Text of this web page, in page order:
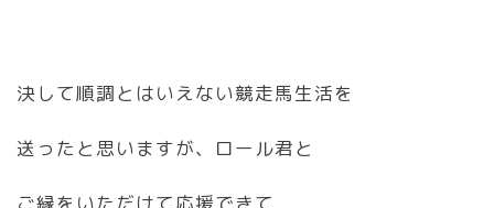
決して順調とはいえない競走馬生活を
送ったと思いますが、ロール君と